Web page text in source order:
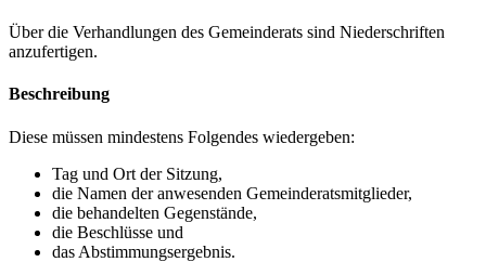
Über die Verhandlungen des Gemeinderats sind Niederschriften
anzufertigen.
Beschreibung
Diese müssen mindestens Folgendes wiedergeben:
Tag und Ort der Sitzung,
die Namen der anwesenden Gemeinderatsmitglieder,
die behandelten Gegenstände,
die Beschlüsse und
das Abstimmungsergebnis.